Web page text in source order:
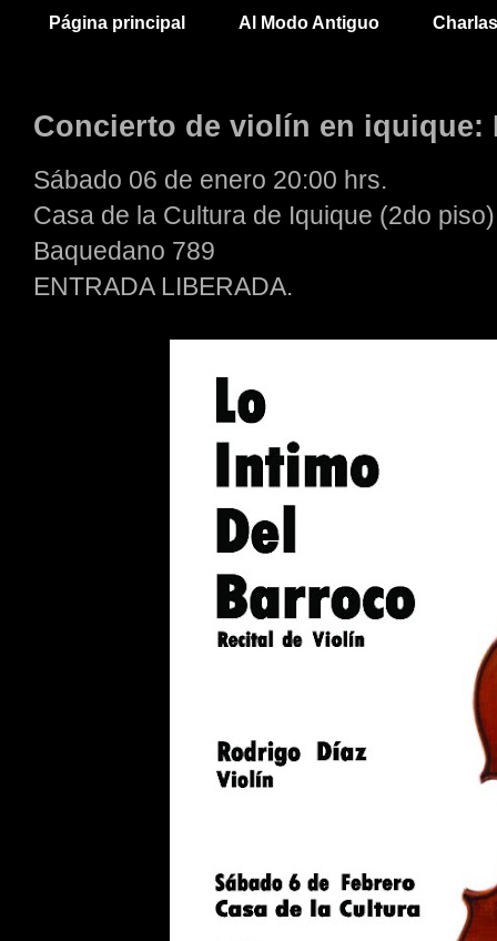
Página principal Al Modo Antiguo
Concierto de violín en
Sábado 06 de enero 20:00 hrs.
Casa de la Cultura de Iquique (2do piso)
Baquedano 789
ENTRADA LIBERADA.